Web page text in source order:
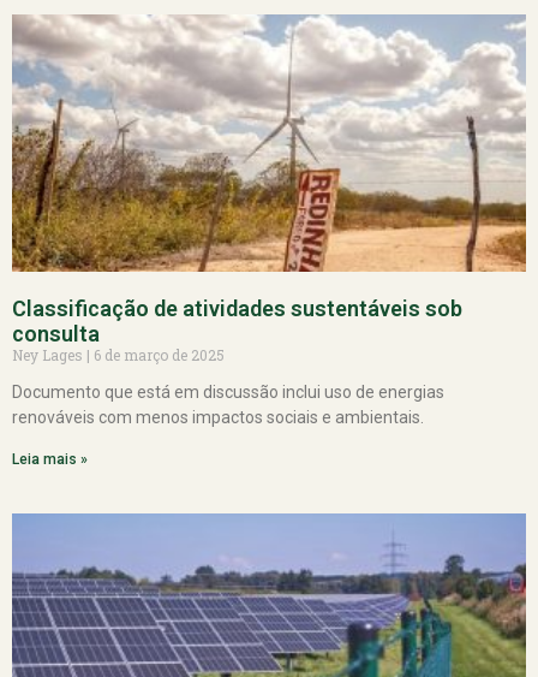
Classificação de atividades sustentáveis sob
consulta
Ney Lages
6 de março de 2025
Documento que está em discussão inclui uso de energias
renováveis com menos impactos sociais e ambientais.
Leia mais »